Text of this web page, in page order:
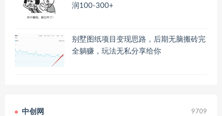
润100-300+
别墅图纸项目变现思路，后期无脑搬砖完
全躺赚，玩法无私分享给你
中创网 9709